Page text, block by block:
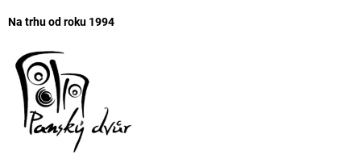
Na trhu od roku 1994